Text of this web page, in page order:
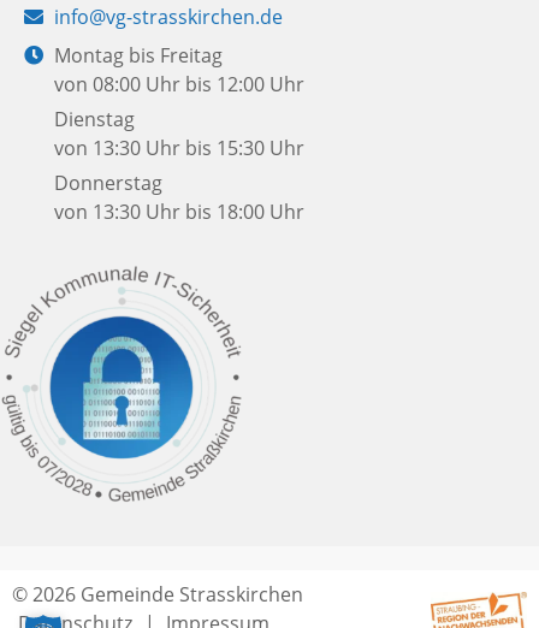
E-
Mail:
info@vg-strasskirchen.de
Öffnungszeiten:
Montag bis Freitag
von 08:00 Uhr bis 12:00 Uhr
Dienstag
von 13:30 Uhr bis 15:30 Uhr
Donnerstag
von 13:30 Uhr bis 18:00 Uhr
© 2026 Gemeinde Strasskirchen